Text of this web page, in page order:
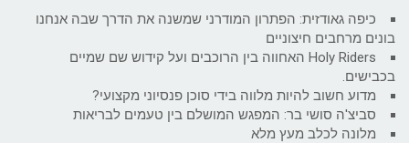
כיפה גאודזית: הפתרון המודרני שמשנה את הדרך שבה אנחנו
בונים מרחבים חיצוניים
Holy Riders האחווה בין הרוכבים ועל קידוש שם שמיים
בכבישים.
מדוע חשוב להיות מלווה בידי סוכן פנסיוני מקצועי?
סביצ'ה סושי בר: המפגש המושלם בין טעמים לבריאות
מלונה לכלב מעץ מלא